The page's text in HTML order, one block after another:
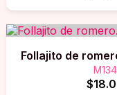
Follajito de
M134